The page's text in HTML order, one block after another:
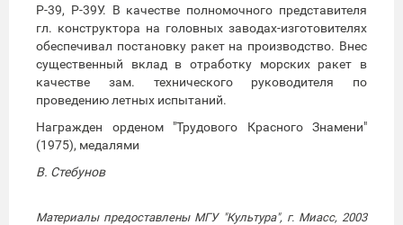
Р-39, Р-39У. В качестве полномочного представителя
гл. конструктора на головных заводах-изготовителях
обеспечивал постановку ракет на производство. Внес
существенный вклад в отработку морских ракет в
качестве зам. технического руководителя по
проведению летных испытаний.
Награжден орденом "Трудового Красного Знамени"
(1975), медалями
В. Стебунов
Материалы предоставлены МГУ "Культура", г. Миасс, 2003